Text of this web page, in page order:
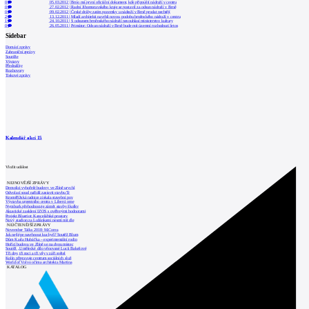
0 05.03.2012 |Brno má první oficiální dokument, kde připouští nádraží v centru
0
27.02.2012 |Radní Jihomoravského kraje se postavil za odsun nádraží v Brně
0
09.02.2012 |České dráhy zatím pozemky u nádraží v Brně prodat nechtějí
2
13.12.2011 | Mladí architekti navrhli novou podobu brněnského nádraží v centru
1
24.10.2011 | S odsunem brněnského nádraží nesouhlasí ministerstvo kultury
0
26.05.2011 | Primátor: Odsun nádraží v Brně bude mít územní rozhodnutí letos
Sidebar
Domácí zprávy
Zahraniční zprávy
Soutěže
Výstavy
Přednášky
Rozhovory
Tiskové zprávy
Kalendář akcí 15
Vložit událost
NEJNOVĚJŠÍ ZPRÁVY
Demolici vyhořelé budovy ve Zlíně urychl
Odvolací soud nařídil zastavit stavbu Tr
Kroměřížská radnice získala stavební pov
Výstavba urgentního centra v Liberci ome
Nymburk přehodnocuje záměr stavby školky
Akustické zasklení IZOS s ověřenými hodnotami
Projekt Blueriot: Kancelářské prostory
Nový stadion za Lužánkami nesmí mít dle
NEJČTENĚJŠÍ ZPRÁVY
November Talks 2018: M.Corea
Jak nejlépe navrhnout kuchyň? Soutěž Blum
Dům Karla Hubáčka – experimentální rodin
Hořící budova ve Zlíně se na dvou místec
Soutěž „Umělecké dílo věnované Lucii Bakešové
Tři dny, tři noci a tři vily v záři světel
Kolín připravuje centrum sociálních služ
World of Volvo očima architekta Martina
KATALOG